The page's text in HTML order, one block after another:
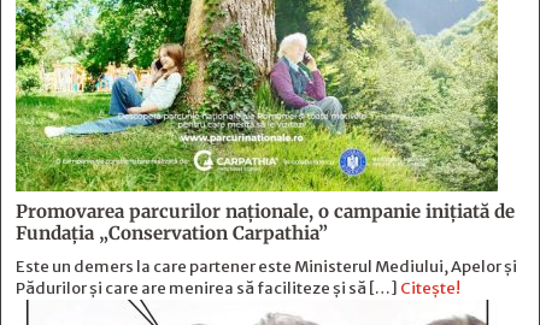
Promovarea parcurilor naționale, o campanie inițiată de
Fundația „Conservation Carpathia”
Este un demers la care partener este Ministerul Mediului, Apelor și
Pădurilor și care are menirea să faciliteze și să […] Citește!